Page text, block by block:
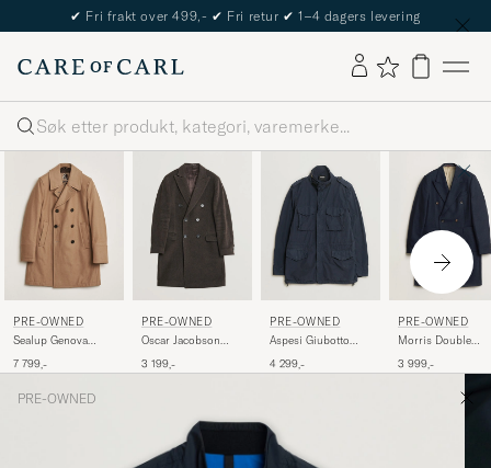
✔ Fri frakt over 499,- ✔ Fri retur ✔ 1–4 dagers levering
Søk
PRE-OWNED
Sealup Genova
50
7 799,-
PRE-OWNED
Oscar Jacobson
Wool/Cashmere
3 199,-
PRE-OWNED
Aspesi Giubotto
Jacket Navy S
4 299,-
PRE-OWNED
Morris Double
Navy 48
3 999,-
PRE-OWNED